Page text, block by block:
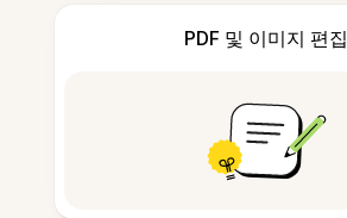
PDF 및 이미지 편집